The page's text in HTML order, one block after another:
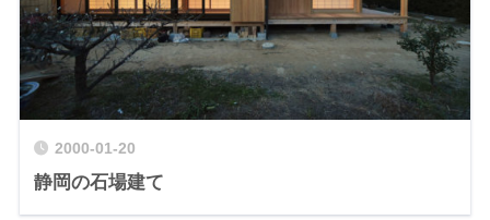
2000-01-20
静岡の石場建て